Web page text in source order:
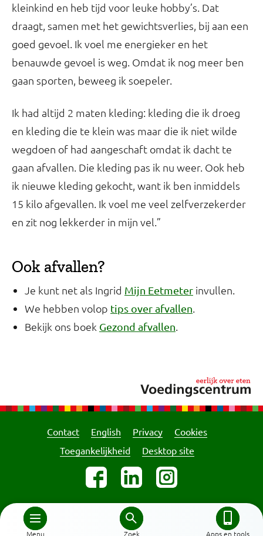
Menu Zoek Apps en tools
kleinkind en heb tijd voor leuke hobby’s. Dat
draagt, samen met het gewichtsverlies, bij aan een
goed gevoel. Ik voel me energieker en het
benauwde gevoel is weg. Omdat ik nog meer ben
gaan sporten, beweeg ik soepeler.
Ik had altijd 2 maten kleding: kleding die ik droeg
en kleding die te klein was maar die ik niet wilde
wegdoen of had aangeschaft omdat ik dacht te
gaan afvallen. Die kleding pas ik nu weer. Ook heb
ik nieuwe kleding gekocht, want ik ben inmiddels
15 kilo afgevallen. Ik voel me veel zelfverzekerder
en zit nog lekkerder in mijn vel.”
Ook afvallen?
Je kunt net als Ingrid Mijn Eetmeter invullen.
We hebben volop tips over afvallen.
Bekijk ons boek Gezond afvallen.
Contact English Privacy
Cookies
Toegankelijkheid
Desktop site